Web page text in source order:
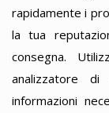
rapidamente i
la tua
consegna.
analizzatore
informazioni